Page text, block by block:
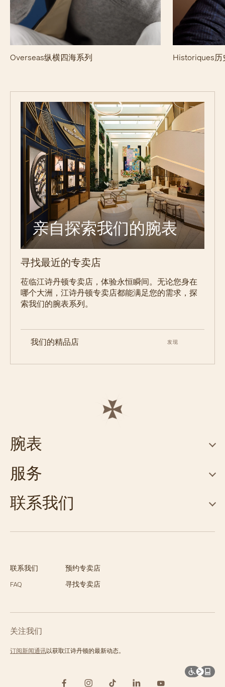
Overseas纵横四海系列 Historiques历
亲自探索我们的腕表
寻找最近的专卖店
莅临江诗丹顿专卖店，体验永恒瞬间。无论您身在
哪个大洲，江诗丹顿专卖店都能满足您的需求，探
索我们的腕表系列。
我们的精品店 发现
联系我们
预约专卖店
FAQ
寻找专卖店
关注我们
订阅新闻通讯以获取江诗丹顿的最新动态。
腕表
服务
联系我们